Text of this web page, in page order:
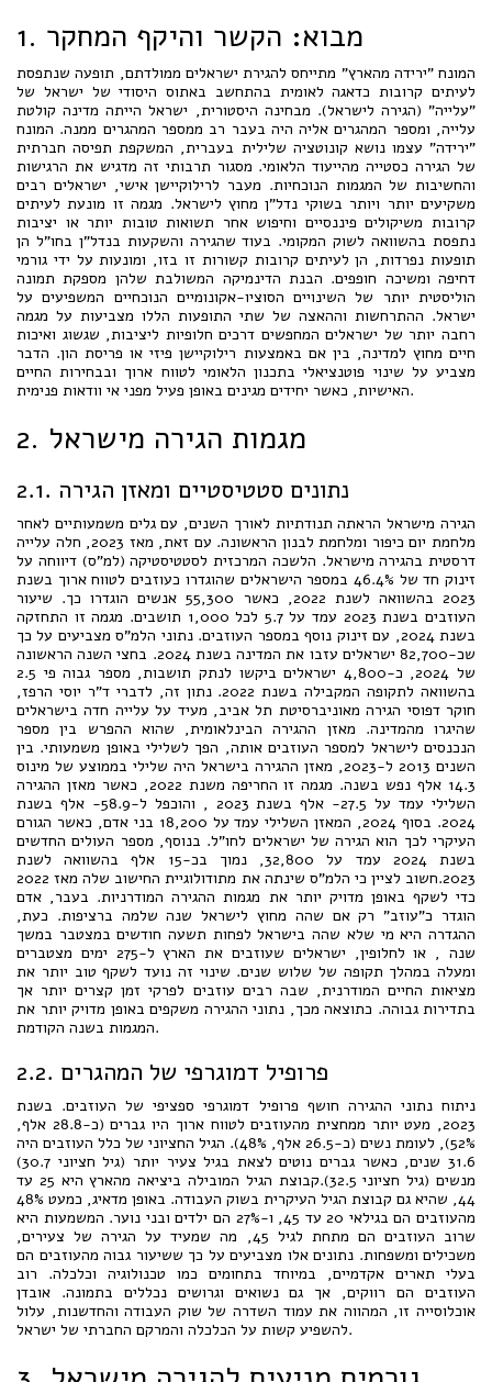
1. מבוא: הקשר והיקף המחקר
המונח "ירידה מהארץ" מתייחס להגירת ישראלים ממולדתם, תופעה שנתפסת
לעיתים קרובות כדאגה לאומית בהתחשב באתוס היסודי של ישראל של
"עלייה" (הגירה לישראל). מבחינה היסטורית, ישראל הייתה מדינה קולטת
עלייה, ומספר המהגרים אליה היה בעבר רב ממספר המהגרים ממנה. המונח
"ירידה" עצמו נושא קונוטציה שלילית בעברית, המשקפת תפיסה חברתית
של הגירה כסטייה מהייעוד הלאומי. מסגור תרבותי זה מדגיש את הרגישות
והחשיבות של המגמות הנוכחיות. מעבר לרילוקיישן אישי, ישראלים רבים
משקיעים יותר ויותר בשוקי נדל"ן מחוץ לישראל. מגמה זו מונעת לעיתים
קרובות משיקולים פיננסיים וחיפוש אחר תשואות טובות יותר או יציבות
נתפסת בהשוואה לשוק המקומי. בעוד שהגירה והשקעות בנדל"ן בחו"ל הן
תופעות נפרדות, הן לעיתים קרובות קשורות זו בזו, ומונעות על ידי גורמי
דחיפה ומשיכה חופפים. הבנת הדינמיקה המשולבת שלהן מספקת תמונה
הוליסטית יותר של השינויים הסוציו-אקונומיים הנוכחיים המשפיעים על
ישראל. ההתרחשות וההאצה של שתי התופעות הללו מצביעות על מגמה
רחבה יותר של ישראלים המחפשים דרכים חלופיות ליציבות, שגשוג ואיכות
חיים מחוץ למדינה, בין אם באמצעות רילוקיישן פיזי או פריסת הון. הדבר
מצביע על שינוי פוטנציאלי בתכנון הלאומי לטווח ארוך ובבחירות החיים
האישיות, כאשר יחידים מגינים באופן פעיל מפני אי וודאות פנימית.
2. מגמות הגירה מישראל
2.1. נתונים סטטיסטיים ומאזן הגירה
הגירה מישראל הראתה תנודתיות לאורך השנים, עם גלים משמעותיים לאחר
מלחמת יום כיפור ומלחמת לבנון הראשונה. עם זאת, מאז 2023, חלה עלייה
דרסטית בהגירה מישראל. הלשכה המרכזית לסטטיסטיקה (למ"ס) דיווחה על
זינוק חד של 46.4% במספר הישראלים שהוגדרו כעוזבים לטווח ארוך בשנת
2023 בהשוואה לשנת 2022, כאשר 55,300 אנשים הוגדרו כך. שיעור
העוזבים בשנת 2023 עמד על 5.7 לכל 1,000 תושבים. מגמה זו התחזקה
בשנת 2024, עם זינוק נוסף במספר העוזבים. נתוני הלמ"ס מצביעים על כך
שכ-82,700 ישראלים עזבו את המדינה בשנת 2024. בחצי השנה הראשונה
של 2024, כ-4,800 ישראלים ביקשו לנתק תושבות, מספר גבוה פי 2.5
בהשוואה לתקופה המקבילה בשנת 2022. נתון זה, לדברי ד"ר יוסי הרפז,
חוקר דפוסי הגירה מאוניברסיטת תל אביב, מעיד על עלייה חדה בישראלים
שהיגרו מהמדינה. מאזן ההגירה הבינלאומית, שהוא ההפרש בין מספר
הנכנסים לישראל למספר העוזבים אותה, הפך לשלילי באופן משמעותי. בין
השנים 2013 ל-2023, מאזן ההגירה בישראל היה שלילי בממוצע של מינוס
14.3 אלף נפש בשנה. מגמה זו החריפה משנת 2022, כאשר מאזן ההגירה
השלילי עמד על 27.5- אלף בשנת 2023 , והוכפל ל-58.9- אלף בשנת
2024. בסוף 2024, המאזן השלילי עמד על 18,200 בני אדם, כאשר הגורם
העיקרי לכך הוא הגירה של ישראלים לחו"ל. בנוסף, מספר העולים החדשים
בשנת 2024 עמד על 32,800, נמוך בכ-15 אלף בהשוואה לשנת
2023.חשוב לציין כי הלמ"ס שינתה את מתודולוגיית החישוב שלה מאז 2022
כדי לשקף באופן מדויק יותר את מגמות ההגירה המודרניות. בעבר, אדם
הוגדר כ"עוזב" רק אם שהה מחוץ לישראל שנה שלמה ברציפות. כעת,
ההגדרה היא מי שלא שהה בישראל לפחות תשעה חודשים במצטבר במשך
שנה , או לחלופין, ישראלים שעוזבים את הארץ ל-275 ימים מצטברים
ומעלה במהלך תקופה של שלוש שנים. שינוי זה נועד לשקף טוב יותר את
מציאות החיים המודרנית, שבה רבים עוזבים לפרקי זמן קצרים יותר אך
בתדירות גבוהה. כתוצאה מכך, נתוני ההגירה משקפים באופן מדויק יותר את
המגמות בשנה הקודמת.
2.2. פרופיל דמוגרפי של המהגרים
ניתוח נתוני ההגירה חושף פרופיל דמוגרפי ספציפי של העוזבים. בשנת
2023, מעט יותר ממחצית מהעוזבים לטווח ארוך היו גברים (כ-28.8 אלף,
52%), לעומת נשים (כ-26.5 אלף, 48%). הגיל החציוני של כלל העוזבים היה
31.6 שנים, כאשר גברים נוטים לצאת בגיל צעיר יותר (גיל חציוני 30.7)
מנשים (גיל חציוני 32.5).קבוצת הגיל המובילה ביציאה מהארץ היא 25 עד
44, שהיא גם קבוצת הגיל העיקרית בשוק העבודה. באופן מדאיג, כמעט 48%
מהעוזבים הם בגילאי 20 עד 45, ו-27% הם ילדים ובני נוער. המשמעות היא
שרוב העוזבים הם מתחת לגיל 45, מה שמעיד על הגירה של צעירים,
משכילים ומשפחות. נתונים אלו מצביעים על כך ששיעור גבוה מהעוזבים הם
בעלי תארים אקדמיים, במיוחד בתחומים כמו טכנולוגיה וכלכלה. רוב
העוזבים הם רווקים, אך גם נשואים וגרושים נכללים בתמונה. אובדן
אוכלוסייה זו, המהווה את עמוד השדרה של שוק העבודה והחדשנות, עלול
להשפיע קשות על הכלכלה והמרקם החברתי של ישראל.